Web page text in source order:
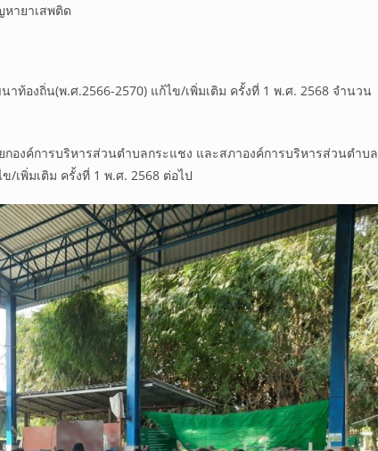
ายาเสพติด
องถิ่น(พ.ศ.2566-2570) แก้ไข/เพิ่มเติม ครั้งที่ 1 พ.ศ. 2568 จำนวน
องค์การบริหารส่วนตำบลกระแชง และสภาองค์การบริหารส่วนตำบล
/เพิ่มเติม ครั้งที่ 1 พ.ศ. 2568 ต่อไป